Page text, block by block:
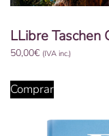
LLibre Taschen
50,00€ (IVA inc.)
Comprar